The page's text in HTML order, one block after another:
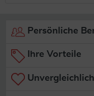
Persönliche
Ihre Vorteile